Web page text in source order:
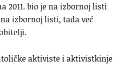
2011. bio je na izbornoj listi
izbornoj listi, tada već
aktiviste i aktivistkinje